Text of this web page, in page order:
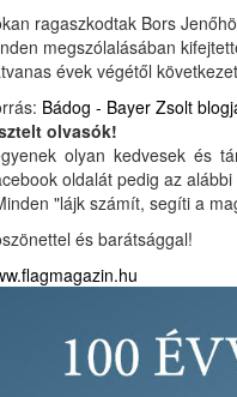
ragaszkodtak Bors
megszólalásában
évek végétől
Bádog - Bayer Zsolt
olvasók!
olyan kedvesek és
oldalát pedig az
"lájk számít, segíti a
és barátsággal!